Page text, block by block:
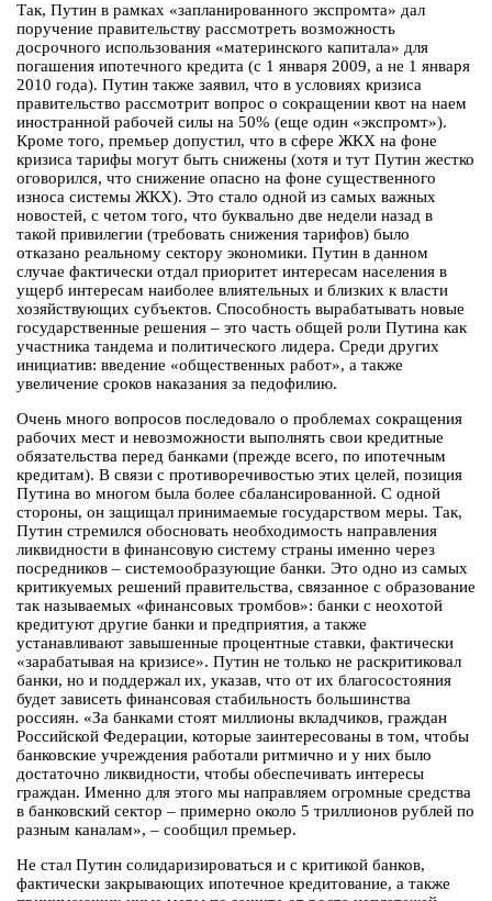
Так, Путин в рамках «запланированного экспромта» дал
поручение правительству рассмотреть возможность
досрочного использования «материнского капитала» для
погашения ипотечного кредита (с 1 января 2009, а не 1 января
2010 года). Путин также заявил, что в условиях кризиса
правительство рассмотрит вопрос о сокращении квот на наем
иностранной рабочей силы на 50% (еще один «экспромт»).
Кроме того, премьер допустил, что в сфере ЖКХ на фоне
кризиса тарифы могут быть снижены (хотя и тут Путин жестко
оговорился, что снижение опасно на фоне существенного
износа системы ЖКХ). Это стало одной из самых важных
новостей, с четом того, что буквально две недели назад в
такой привилегии (требовать снижения тарифов) было
отказано реальному сектору экономики. Путин в данном
случае фактически отдал приоритет интересам населения в
ущерб интересам наиболее влиятельных и близких к власти
хозяйствующих субъектов. Способность вырабатывать новые
государственные решения – это часть общей роли Путина как
участника тандема и политического лидера. Среди других
инициатив: введение «общественных работ», а также
увеличение сроков наказания за педофилию.
Очень много вопросов последовало о проблемах сокращения
рабочих мест и невозможности выполнять свои кредитные
обязательства перед банками (прежде всего, по ипотечным
кредитам). В связи с противоречивостью этих целей, позиция
Путина во многом была более сбалансированной. С одной
стороны, он защищал принимаемые государством меры. Так,
Путин стремился обосновать необходимость направления
ликвидности в финансовую систему страны именно через
посредников – системообразующие банки. Это одно из самых
критикуемых решений правительства, связанное с образование
так называемых «финансовых тромбов»: банки с неохотой
кредитуют другие банки и предприятия, а также
устанавливают завышенные процентные ставки, фактически
«зарабатывая на кризисе». Путин не только не раскритиковал
банки, но и поддержал их, указав, что от их благосостояния
будет зависеть финансовая стабильность большинства
россиян. «За банками стоят миллионы вкладчиков, граждан
Российской Федерации, которые заинтересованы в том, чтобы
банковские учреждения работали ритмично и у них было
достаточно ликвидности, чтобы обеспечивать интересы
граждан. Именно для этого мы направляем огромные средства
в банковский сектор – примерно около 5 триллионов рублей по
разным каналам», – сообщил премьер.
Не стал Путин солидаризироваться и с критикой банков,
фактически закрывающих ипотечное кредитование, а также